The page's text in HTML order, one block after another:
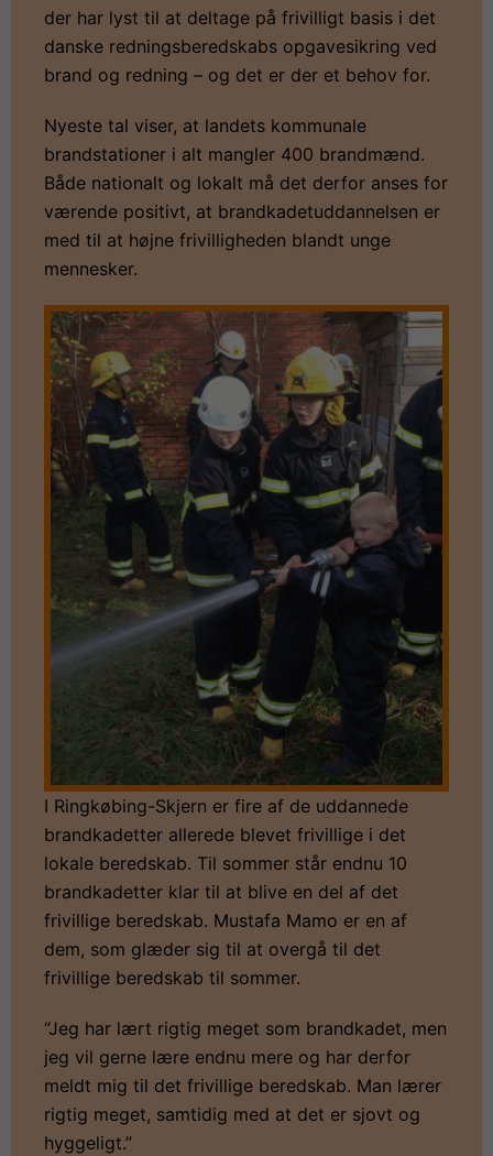
der har lyst til at deltage på frivilligt basis i det
danske redningsberedskabs opgavesikring ved
brand og redning – og det er der et behov for.
Nyeste tal viser, at landets kommunale
brandstationer i alt mangler 400 brandmænd.
Både nationalt og lokalt må det derfor anses for
værende positivt, at brandkadetuddannelsen er
med til at højne frivilligheden blandt unge
mennesker.
I Ringkøbing-Skjern er fire af de uddannede
brandkadetter allerede blevet frivillige i det
lokale beredskab. Til sommer står endnu 10
brandkadetter klar til at blive en del af det
frivillige beredskab. Mustafa Mamo er en af
dem, som glæder sig til at overgå til det
frivillige beredskab til sommer.
“Jeg har lært rigtig meget som brandkadet, men
jeg vil gerne lære endnu mere og har derfor
meldt mig til det frivillige beredskab. Man lærer
rigtig meget, samtidig med at det er sjovt og
hyggeligt.”